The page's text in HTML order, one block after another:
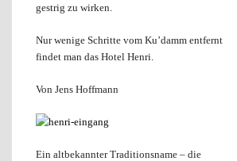
gestrig zu wirken.
Nur wenige Schritte vom Ku’damm entfernt
findet man das Hotel Henri.
Von Jens Hoffmann
Ein altbekannter Traditionsname – die